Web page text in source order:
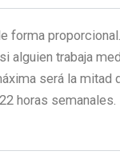
forma
alguien trabaja
será la mitad
horas semanales.